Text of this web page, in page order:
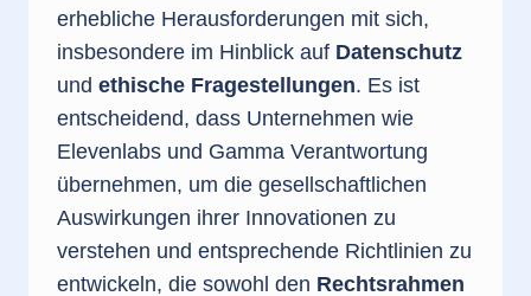
erhebliche Herausforderungen mit sich,
insbesondere im Hinblick auf Datenschutz
und ethische Fragestellungen. Es ist
entscheidend, dass Unternehmen wie
Elevenlabs und Gamma Verantwortung
übernehmen, um die gesellschaftlichen
Auswirkungen ihrer Innovationen zu
verstehen und entsprechende Richtlinien zu
entwickeln, die sowohl den Rechtsrahmen